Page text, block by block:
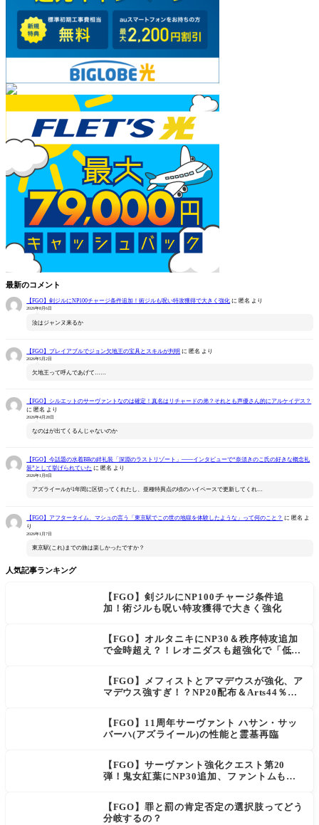
最新のコメント
【FGO】剣ジルにNP100チャージ条件追加！術ジルも呪い特攻獲得で大きく強化 に 匿名 より
2026年8月6日
汝はジャンヌ来るか
【FGO】プレイアブルでジョン欠地王の宝具とスキルが判明 に 匿名 より
2026年5月2日
欠地王って呼んであげて……
【FGO】シルエットのサーヴァントなのは確定！真名はリチャードの弟？それとも声優さん的にアルケイデス？
に 匿名 より
2026年4月28日
なのはが出てくるんじゃないのか
【FGO】今話題の水着BBの絆礼装「深淵のラストリゾート」――インタビューで“奈須きのこ氏の好きな概念礼
装”として挙げられていた に 匿名 より
2026年1月8日
アズライールが1年間に区切ってくれたし、亜種特異点の頃のハイペースで更新してくれ…
【FGO】アフタータイム、マシュの言う「東京駅でこの世の地獄を体験したような」って何のこと？ に 匿名 よ
り
2026年1月7日
東京駅(これ)までの旅は楽しかったですか？
人気記事ランキング
【FGO】剣ジルにNP100チャージ条件追
加！術ジルも呪い特攻獲得で大きく強化
【FGO】オルタニキにNP30＆秩序特攻追加
で金時超え？！レオニダスも超強化で「低レ
【FGO】メフィストとアマデウスが強化、ア
マデウス強すぎ！？NP20配布＆Arts44％強
【FGO】11周年サーヴァント ハサン・サッ
バーハ(アズライール)の性能と霊基再臨
【FGO】サーヴァント強化クエスト第20
弾！鬼女紅葉にNP30追加、ファントムも大
【FGO】罪と罰の肯定否定の選択肢ってどう
分岐するの？